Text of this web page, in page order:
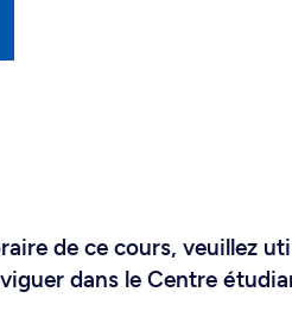
de ce cours, veuillez
dans le Centre